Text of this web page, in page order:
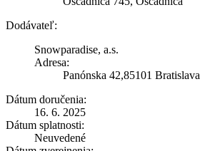
Dodávateľ:
Snowparadise, a.s.
Adresa:
Panónska 42,85101 Bratislava
Dátum doručenia:
16. 6. 2025
Dátum splatnosti:
Neuvedené